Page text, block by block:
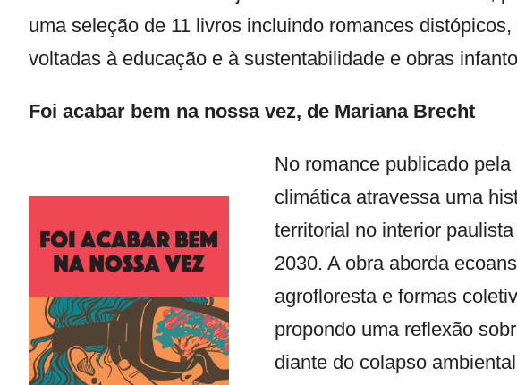
uma seleção de 11 livros incluindo romances
voltadas à educação e à sustentabilidade e obras
Foi acabar bem na nossa vez, de Mariana Brecht
No romance publicado
climática atravessa uma
territorial no interior
2030. A obra aborda
agrofloresta e formas
propondo uma reflexão
diante do colapso